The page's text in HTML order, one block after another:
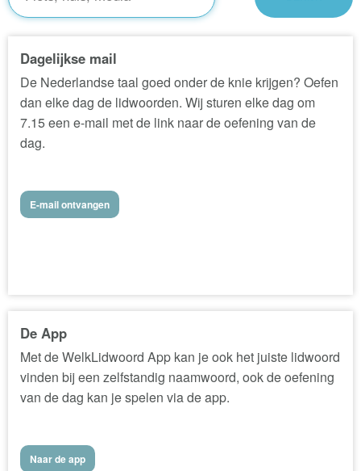
Dagelijkse mail
De Nederlandse taal goed onder de knie krijgen? Oefen
dan elke dag de lidwoorden. Wij sturen elke dag om
7.15 een e-mail met de link naar de oefening van de
dag.
E-mail ontvangen
De App
Met de WelkLidwoord App kan je ook het juiste lidwoord
vinden bij een zelfstandig naamwoord, ook de oefening
van de dag kan je spelen via de app.
Naar de app